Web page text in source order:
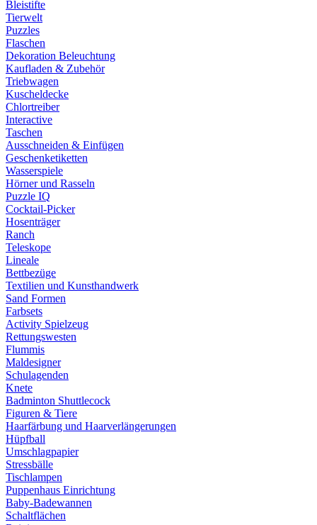
Bleistifte
Tierwelt
Puzzles
Flaschen
Dekoration Beleuchtung
Kaufladen & Zubehör
Triebwagen
Kuscheldecke
Chlortreiber
Interactive
Taschen
Ausschneiden & Einfügen
Geschenketiketten
Wasserspiele
Hörner und Rasseln
Puzzle IQ
Cocktail-Picker
Hosenträger
Ranch
Teleskope
Lineale
Bettbezüge
Textilien und Kunsthandwerk
Sand Formen
Farbsets
Activity Spielzeug
Rettungswesten
Flummis
Maldesigner
Schulagenden
Knete
Badminton Shuttlecock
Figuren & Tiere
Haarfärbung und Haarverlängerungen
Hüpfball
Umschlagpapier
Stressbälle
Tischlampen
Puppenhaus Einrichtung
Baby-Badewannen
Schaltflächen